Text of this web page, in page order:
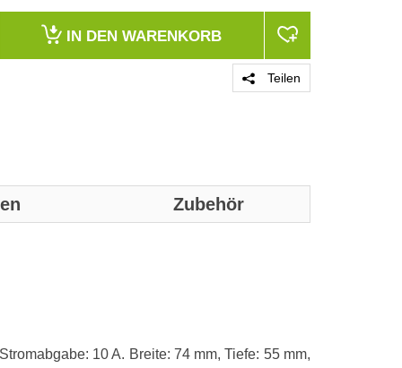
IN DEN WARENKORB
Teilen
Zubehör
10 A. Breite: 74 mm, Tiefe: 55 mm,